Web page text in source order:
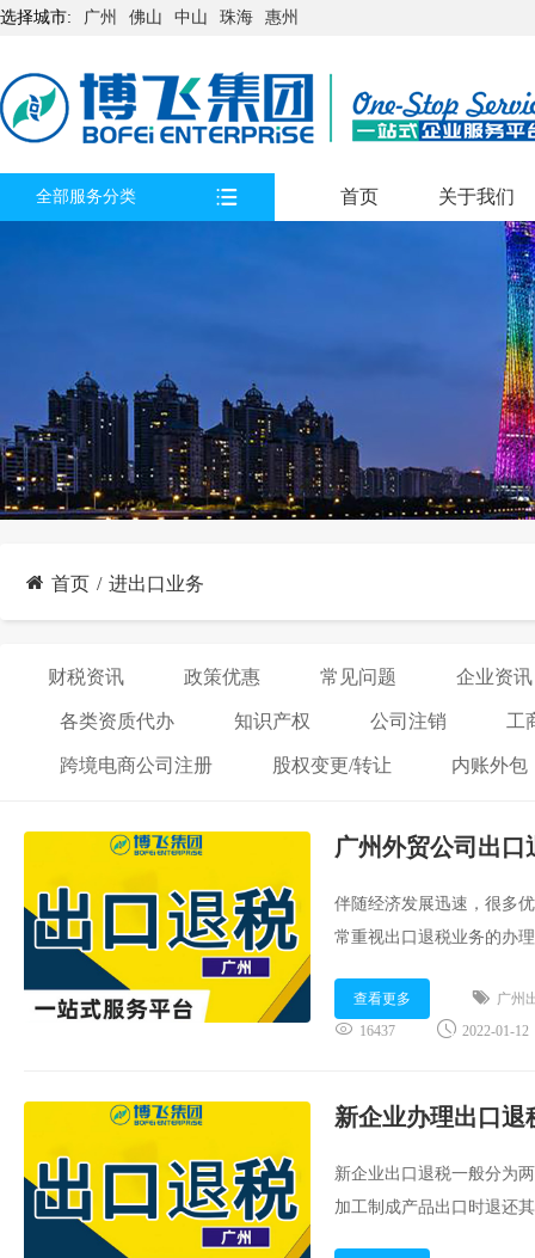
选择城市: 广州 佛山 中山 珠海 惠州
全部服务分类 首页 关于我们
首页 进出口业务
财税资讯 政策优惠 常见问题 企业资讯
各类资质代办 知识产权 公司注销 工
跨境电商公司注册 股权变更/转让 内账外包
广州外贸公司出
伴随经济发展迅速，很多
常重视出口退税业务的办
查看更多
广州
16437
2022-01-12
新企业办理出口退
新企业出口退税一般分为
加工制成产品出口时退还